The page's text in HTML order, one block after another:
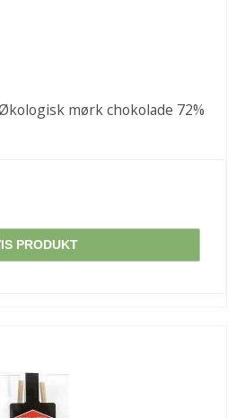
mørk chokolade 72%
PRODUKT